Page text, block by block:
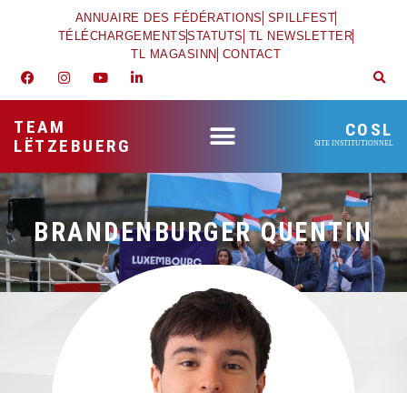
ANNUAIRE DES FÉDÉRATIONS SPILLFEST
TÉLÉCHARGEMENTSSTATUTS TL NEWSLETTER
TL MAGASINN CONTACT
TEAM
LËTZEBUERG
COSL
SITE INSTITUTIONNEL
BRANDENBURGER QUENTIN